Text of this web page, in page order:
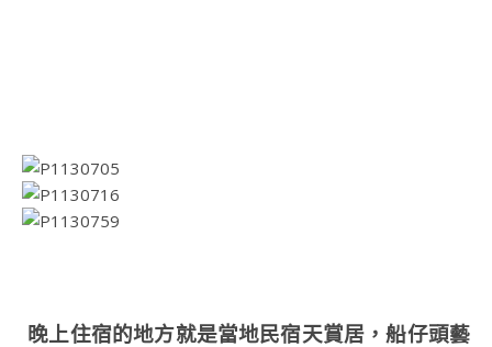
晚上住宿的地方就是當地民宿天賞居 ，船仔頭藝